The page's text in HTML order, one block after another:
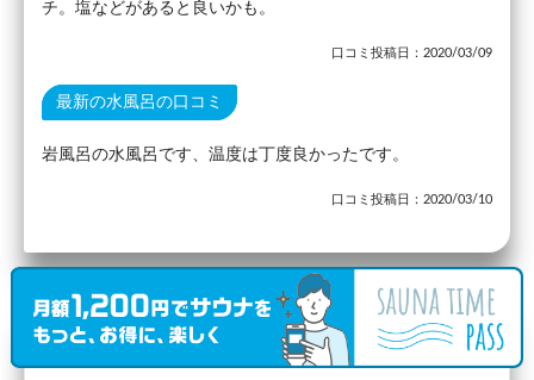
チ。塩などがあると良いかも。
口コミ投稿日：2020/03/09
最新の水風呂の口コミ
岩風呂の水風呂です、温度は丁度良かったです。
口コミ投稿日：2020/03/10
駅から23.71km